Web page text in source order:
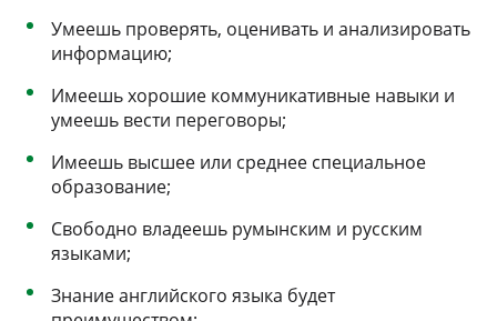
Умеешь проверять, оценивать и анализировать
информацию;
Имеешь хорошие коммуникативные навыки и
умеешь вести переговоры;
Имеешь высшее или среднее специальное
образование;
Свободно владеешь румынским и русским
языками;
Знание английского языка будет